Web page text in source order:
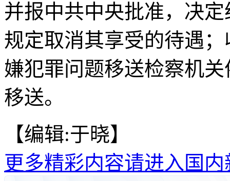
并报中共中央批准，决
规定取消其享受的待遇
嫌犯罪问题移送检察机
移送。
【编辑:于晓】
更多精彩内容请进入国内